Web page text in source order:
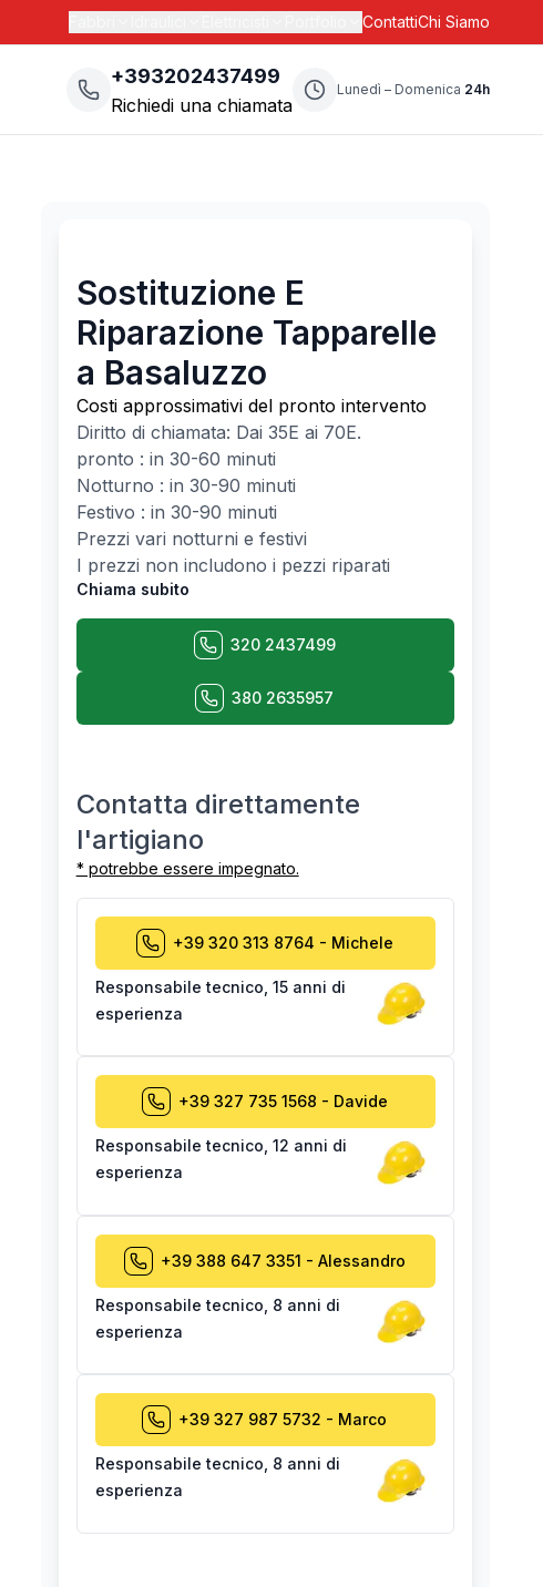
ContattiChi Siamo
+393202437499
Richiedi una chiamata
Lunedì – Domenica 24h
Sostituzione E
Riparazione Tapparelle
a Basaluzzo
Costi approssimativi del pronto intervento
Diritto di chiamata: Dai 35E ai 70E.
pronto : in 30-60 minuti
Notturno : in 30-90 minuti
Festivo : in 30-90 minuti
Prezzi vari notturni e festivi
I prezzi non includono i pezzi riparati
Chiama subito
320 2437499
380 2635957
Contatta direttamente
l'artigiano
* potrebbe essere impegnato.
+39 320 313 8764 - Michele
Responsabile tecnico 15 anni di
esperienza
+39 327 735 1568 - Davide
Responsabile tecnico 12 anni di
esperienza
+39 388 647 3351 - Alessandro
Responsabile tecnico 8 anni di
esperienza
+39 327 987 5732 - Marco
Responsabile tecnico 8 anni di
esperienza